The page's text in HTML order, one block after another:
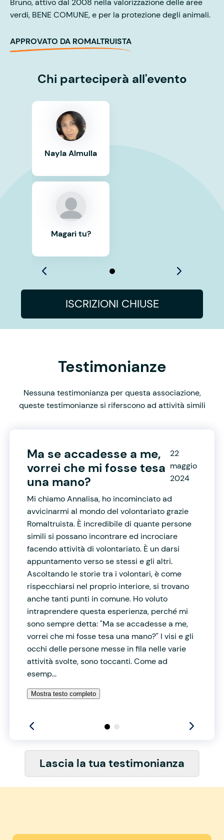
verdi, BENE COMUNE, e per la protezione degli animali.
APPROVATO DA ROMALTRUISTA
Chi parteciperà all'evento
Nayla Almulla
Magari tu?
ISCRIZIONI CHIUSE
Testimonianze
Nessuna testimonianza per questa associazione,
queste testimonianze si riferscono ad attività simili
Ma se accadesse a me,
vorrei che mi fosse tesa
una mano?
22
maggio
2024
Mi chiamo Annalisa, ho incominciato ad
avvicinarmi al mondo del volontariato grazie
Romaltruista. È incredibile di quante persone
simili si possano incontrare ed incrociare
facendo attività di volontariato. È un darsi
appuntamento verso se stessi e gli altri.
Ascoltando le storie tra i volontari, è come
rispecchiarsi nel proprio interiore, si trovano
anche tanti punti in comune. Ho voluto
intraprendere questa esperienza, perché mi
sono sempre detta: "Ma se accadesse a me,
vorrei che mi fosse tesa una mano?" I visi e gli
occhi delle persone messe in fila nelle varie
attività svolte, sono toccanti. Come ad
esemp...
Mostra testo completo
Lascia la tua testimonianza